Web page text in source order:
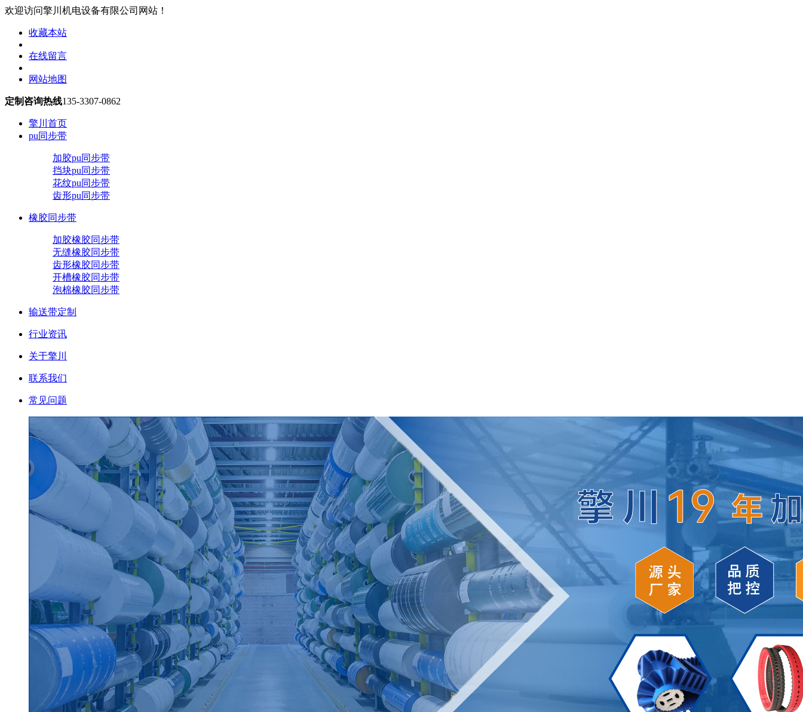
欢迎访问擎川机电设备有限公司网站！
收藏本站
在线留言
网站地图
定制咨询热线135-3307-0862
擎川首页
pu同步带
加胶pu同步带
挡块pu同步带
花纹pu同步带
齿形pu同步带
橡胶同步带
加胶橡胶同步带
无缝橡胶同步带
齿形橡胶同步带
开槽橡胶同步带
泡棉橡胶同步带
输送带定制
行业资讯
关于擎川
联系我们
常见问题